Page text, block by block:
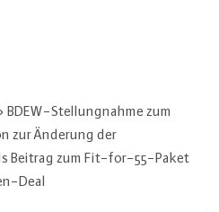
BDEW-Stellungnahme zum
zur Änderung der
Beitrag zum Fit-for-55-Paket
Deal